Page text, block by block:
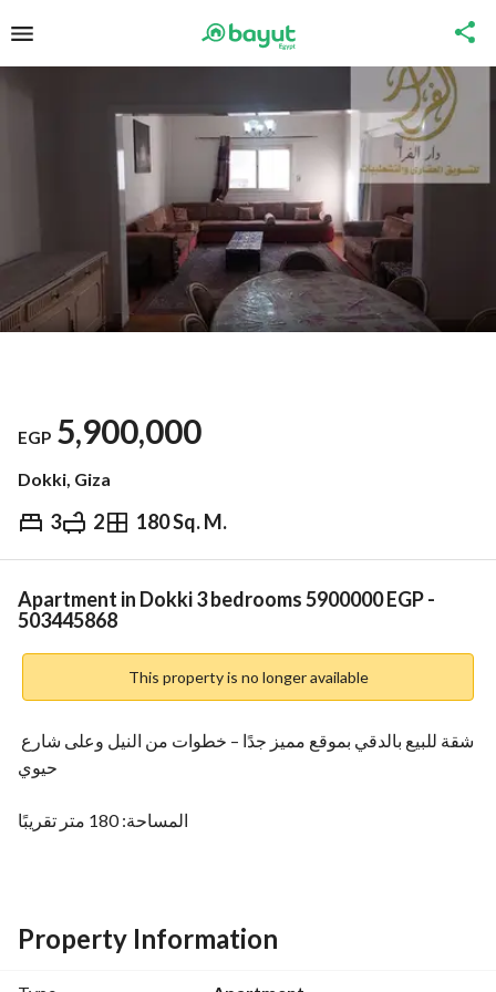
EGP 5,900,000
Dokki, Giza
3 2 180 Sq. M.
EGP 5,900,000
Overview Trends & Indices Mortgage
Apartment in Dokki 3 bedrooms 5900000 EGP -
503445868
This property is no longer available
حيوي
المساحة: 180 متر تقريبًا
3 غرف نوم
Property Information